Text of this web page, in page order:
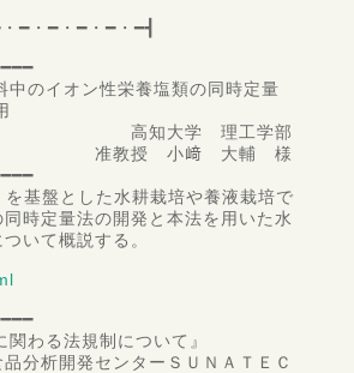
━・━・━・━・━┫
中のイオン性栄養塩類の同時定量
工学部
大輔 様
基盤とした水耕栽培や養液栽培で
時定量法の開発と本法を用いた水
いて概説する。
わる法規制について』
ンターＳＵＮＡＴＥＣ